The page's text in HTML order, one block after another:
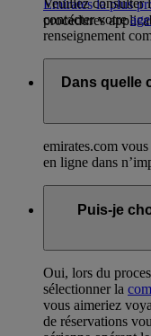
Emirates la plus
procédures
contacter votre
renseignement
Dans quelle
emirates.com
en ligne dans
Puis-je
Oui, lors du
sélectionner la
vous aimeriez
de réservations